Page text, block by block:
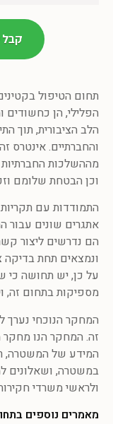
קבל
תחום הטיפול
הפלילי, הן כחשודים
הלב הציבורית, תוך
והחברתיים. אינטרס
מההשלכות
וכן הבטחת שלומם
התמודדות עם
אתגרים שונים
הם נדרשים ליצור
ונמצאים תחת בדיקה
על כן, יש תחושה כי
מספיקות בתחום זה,
המחקר הנוכחי נערך
זה. המחקר הנו
המידע של המשטרה,
במשטרה, ושאלונים
ולראשי משרדי
מאמרים נוספים